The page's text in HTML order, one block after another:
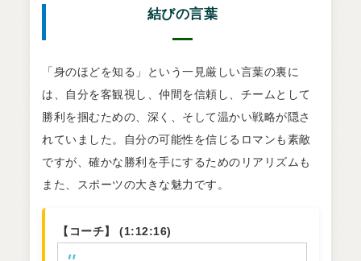
結びの言葉
「身のほどを知る」という一見厳しい言葉の裏に
は、自分を客観視し、仲間を信頼し、チームとして
勝利を掴むための、深く、そして温かい戦略が隠さ
れていました。自分の可能性を信じるロマンも素敵
ですが、確かな勝利を手にするためのリアリズムも
また、スポーツの大きな魅力です。
【コーチ】 (1:12:16)